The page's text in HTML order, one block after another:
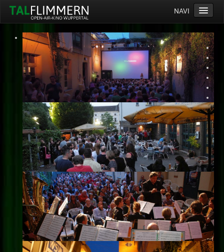
NAVI
Home
Programm
Service
Ticketinfos
Ort
Anreise
Wetter
Kinogutschein
Konzept
Archiv
Kontakt
Impressum
Datenschutz